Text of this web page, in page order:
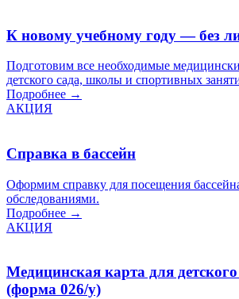
К новому учебному году — без
Подготовим все необходимые
детского сада, школы и спортивных
Подробнее →
АКЦИЯ
Справка в бассейн
Оформим справку для посещения
обследованиями.
Подробнее →
АКЦИЯ
Медицинская карта для
(форма 026/у)